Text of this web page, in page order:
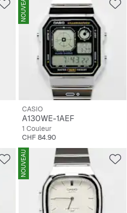
NOUVEAU
CASIO
A130WE-1AEF
1 Couleur
Prix
CHF 84.90
NOUVEAU